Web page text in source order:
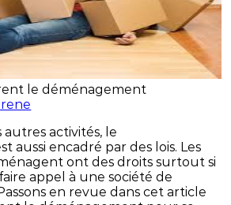
le déménagement
activités, le
aussi encadré par des lois. Les
ont des droits surtout si
appel à une société de
en revue dans cet article